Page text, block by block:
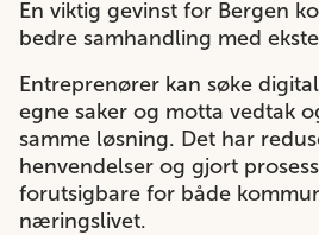
En viktig gevinst for Bergen
bedre samhandling med
Entreprenører kan søke
egne saker og motta vedtak
samme løsning. Det har
henvendelser og gjort
forutsigbare for både
næringslivet.